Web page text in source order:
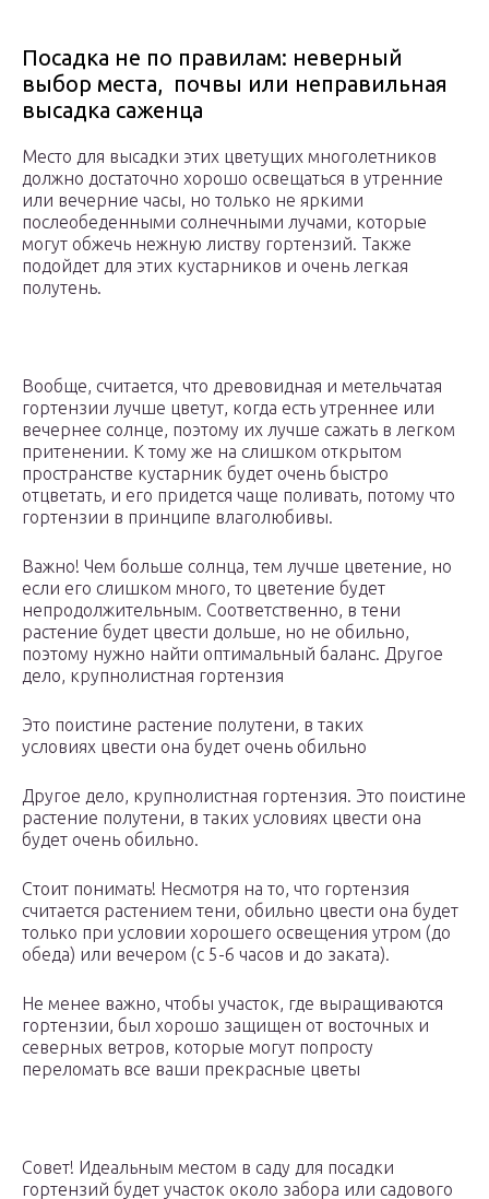
Посадка не по правилам: неверный
выбор места, почвы или неправильная
высадка саженца
Место для высадки этих цветущих многолетников
должно достаточно хорошо освещаться в утренние
или вечерние часы, но только не яркими
послеобеденными солнечными лучами, которые
могут обжечь нежную листву гортензий. Также
подойдет для этих кустарников и очень легкая
полутень.
Вообще, считается, что древовидная и метельчатая
гортензии лучше цветут, когда есть утреннее или
вечернее солнце, поэтому их лучше сажать в легком
притенении. К тому же на слишком открытом
пространстве кустарник будет очень быстро
отцветать, и его придется чаще поливать, потому что
гортензии в принципе влаголюбивы.
Важно! Чем больше солнца, тем лучше цветение, но
если его слишком много, то цветение будет
непродолжительным. Соответственно, в тени
растение будет цвести дольше, но не обильно,
поэтому нужно найти оптимальный баланс. Другое
дело, крупнолистная гортензия
Это поистине растение полутени, в таких
условиях цвести она будет очень обильно
Другое дело, крупнолистная гортензия. Это поистине
растение полутени, в таких условиях цвести она
будет очень обильно.
Стоит понимать! Несмотря на то, что гортензия
считается растением тени, обильно цвести она будет
только при условии хорошего освещения утром (до
обеда) или вечером (с 5-6 часов и до заката).
Не менее важно, чтобы участок, где выращиваются
гортензии, был хорошо защищен от восточных и
северных ветров, которые могут попросту
переломать все ваши прекрасные цветы
Совет! Идеальным местом в саду для посадки
гортензий будет участок около забора или садового